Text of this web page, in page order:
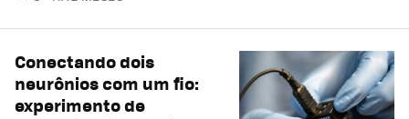
Conectando dois
neurônios com um fio:
experimento de